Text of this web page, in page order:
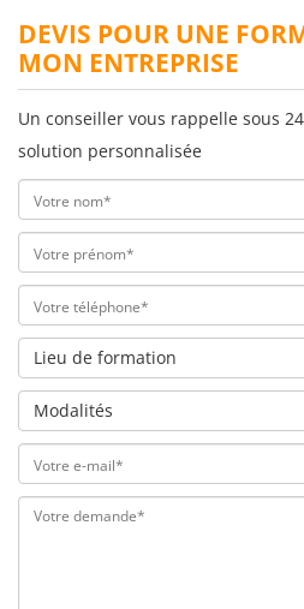
DEVIS POUR UNE
MON ENTREPRISE
Un conseiller vous rappelle sous
solution personnalisée
Lieu de formation
Modalités